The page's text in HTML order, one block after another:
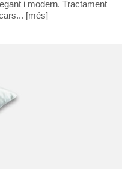
i modern. Tractament
[més]